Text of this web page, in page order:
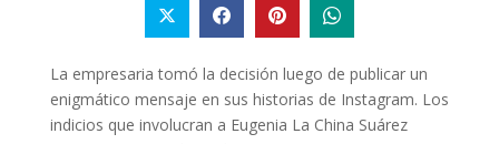
La empresaria tomó la decisión luego de publicar un
enigmático mensaje en sus historias de Instagram. Los
indicios que involucran a Eugenia La China Suárez